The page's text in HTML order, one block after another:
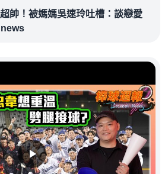
帥！被媽媽吳速玲吐槽：談戀愛